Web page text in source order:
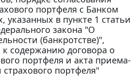
портфеля с Банком
указанных в пункте 1 статьи
закона "О
(банкротстве)",
к содержанию договора о
портфеля и акта приема-
страхового портфеля"